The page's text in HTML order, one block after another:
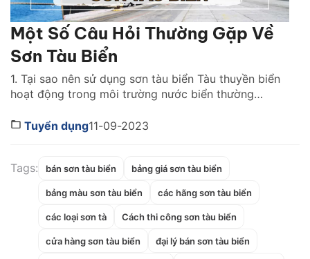
Một Số Câu Hỏi Thường Gặp Về
Sơn Tàu Biển
1. Tại sao nên sử dụng sơn tàu biển Tàu thuyền biển
hoạt động trong môi trường nước biển thường
rỉ sét. Bên cạnh đó, tàu thuyền phải chịu các điều
Tuyển dụng11-09-2023
Tags: bán sơn tàu biển bảng giá sơn tàu biển
bảng màu sơn tàu biển các hãng sơn tàu biển
các loại sơn tà Cách thi công sơn tàu biển
cửa hàng sơn tàu biển đại lý bán sơn tàu biển